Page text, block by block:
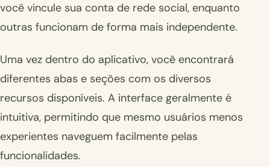
você vincule sua conta de rede social, enquanto
outras funcionam de forma mais independente.
Uma vez dentro do aplicativo, você encontrará
diferentes abas e seções com os diversos
recursos disponíveis. A interface geralmente é
intuitiva, permitindo que mesmo usuários menos
experientes naveguem facilmente pelas
funcionalidades.